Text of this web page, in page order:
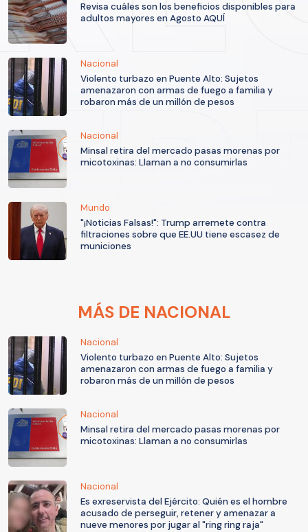
Revisa cuáles son los beneficios disponibles para
adultos mayores en Agosto AQUÍ
Nacional
Violento turbazo en Puente Alto: Sujetos
amenazaron con armas de fuego a familia y
robaron más de un millón de pesos
Nacional
Minsal retira del mercado pasas morenas por
micotoxinas: Llaman a no consumirlas
Mundo
"¡Noticias Falsas!": Trump arremete contra
filtraciones sobre que EE.UU tiene escasez de
municiones
MÁS DE NACIONAL
Nacional
Violento turbazo en Puente Alto: Sujetos
amenazaron con armas de fuego a familia y
robaron más de un millón de pesos
Nacional
Minsal retira del mercado pasas morenas por
micotoxinas: Llaman a no consumirlas
Nacional
Es exreservista del Ejército: Quién es el hombre
acusado de perseguir, retener y amenazar a
nueve menores por jugar al "ring ring raja"